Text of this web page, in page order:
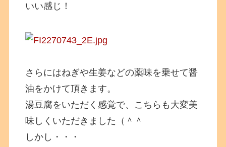
いい感じ！
さらにはねぎや生姜などの薬味を乗せて醤
油をかけて頂きます。
湯豆腐をいただく感覚で、こちらも大変美
味しくいただきました（＾＾
しかし・・・